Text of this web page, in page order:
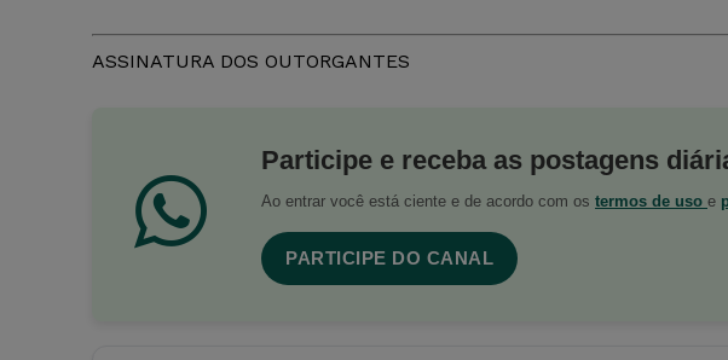
ASSINATURA DOS OUTORGANTES
Participe e receba as postagens
Ao entrar você está ciente e de acordo com os termos de uso e
PARTICIPE DO CANAL